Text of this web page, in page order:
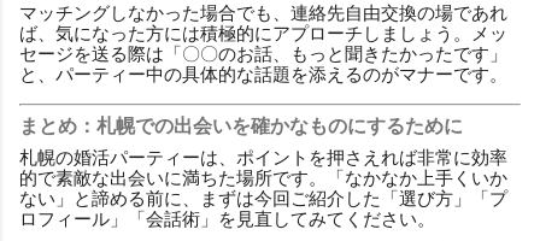
マッチングしなかった場合でも、連絡先自由交換の場であれ
ば、気になった方には積極的にアプローチしましょう。メッ
セージを送る際は「〇〇のお話、もっと聞きたかったです」
と、パーティー中の具体的な話題を添えるのがマナーです。
まとめ：札幌での出会いを確かなものにするために
札幌の婚活パーティーは、ポイントを押さえれば非常に効率
的で素敵な出会いに満ちた場所です。「なかなか上手くいか
ない」と諦める前に、まずは今回ご紹介した「選び方」「プ
ロフィール」「会話術」を見直してみてください。